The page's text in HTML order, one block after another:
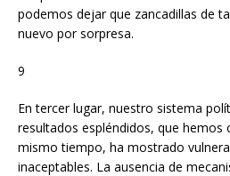
podemos dejar que zancadillas de
nuevo por sorpresa.
9
En tercer lugar, nuestro sistema
resultados espléndidos, que hemos
mismo tiempo, ha mostrado
inaceptables. La ausencia de